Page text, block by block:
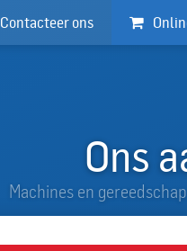
Contacteer ons
Ons
Machines en